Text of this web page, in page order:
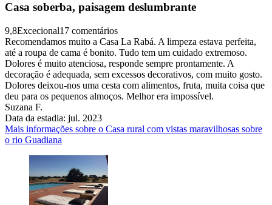
Casa soberba, paisagem deslumbrante
9,8Excecional17 comentários
Recomendamos muito a Casa La Rabá. A limpeza estava perfeita,
até a roupa de cama é bonito. Tudo tem um cuidado extremoso.
Dolores é muito atenciosa, responde sempre prontamente. A
decoração é adequada, sem excessos decorativos, com muito gosto.
Dolores deixou-nos uma cesta com alimentos, fruta, muita coisa que
deu para os pequenos almoços. Melhor era impossível.
Suzana F.
Data da estadia: jul. 2023
Mais informações sobre o Casa rural com vistas maravilhosas sobre
o rio Guadiana